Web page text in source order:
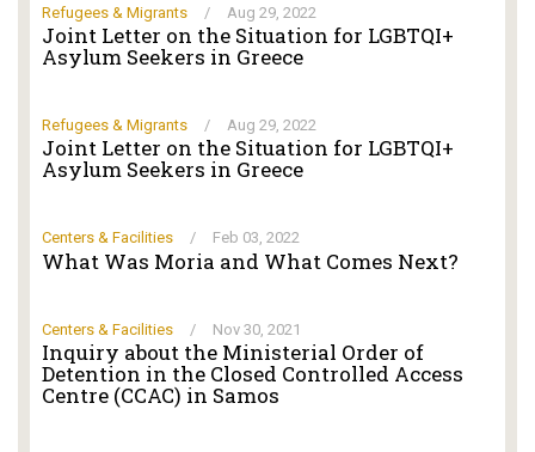
Refugees & Migrants / Aug 29, 2022
Joint Letter on the Situation for LGBTQI+
Asylum Seekers in Greece
Refugees & Migrants / Aug 29, 2022
Joint Letter on the Situation for LGBTQI+
Asylum Seekers in Greece
Centers & Facilities / Feb 03, 2022
What Was Moria and What Comes Next?
Centers & Facilities / Nov 30, 2021
Inquiry about the Ministerial Order of
Detention in the Closed Controlled Access
Centre (CCAC) in Samos